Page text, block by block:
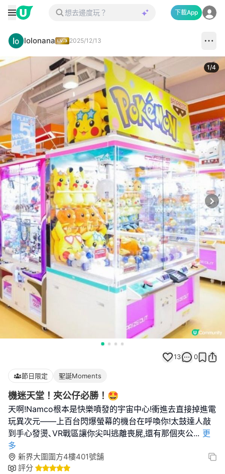
下載App
lolonana 2025/12/13
1/4
13 0
節日限定 聖誕Moments
機迷天堂！夾公仔必勝！🤩
天啊!Namco根本是快樂噴發的宇宙中心!衝進去直接掉進電
玩異次元——上百台閃爆螢幕的機台在呼喚你!太鼓達人敲
到手心發燙､VR戰區讓你尖叫逃離喪屍,還有那個夾公... 更
多
新界大圍圍方4樓401號舗
評分